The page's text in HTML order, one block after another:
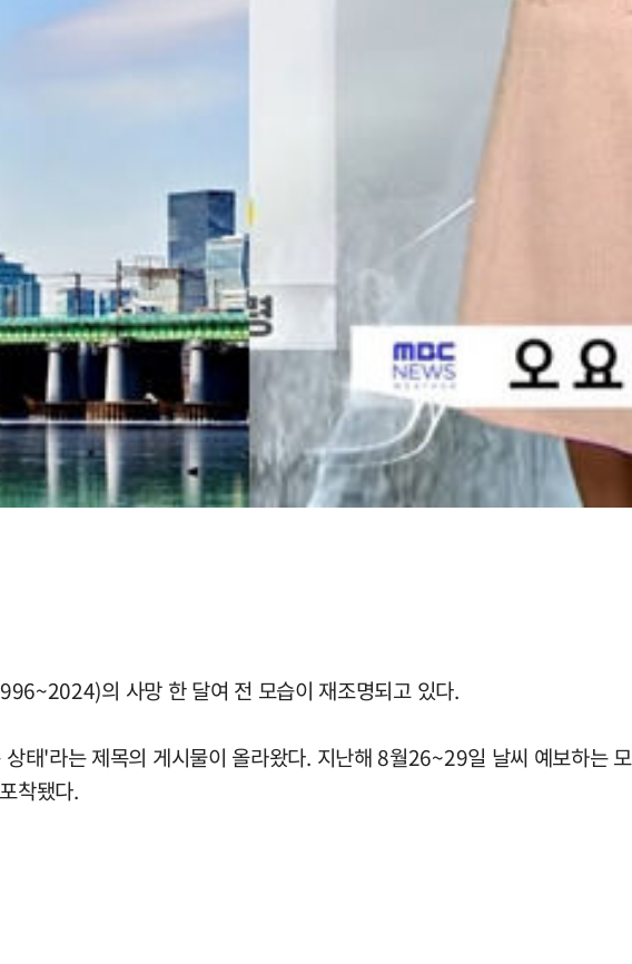
의 사망 한 달여 전 모습이 재조명되고 있다.
태'라는 제목의 게시물이 올라왔다. 지난해 8월26~29일 날씨 예보하는
착됐다.